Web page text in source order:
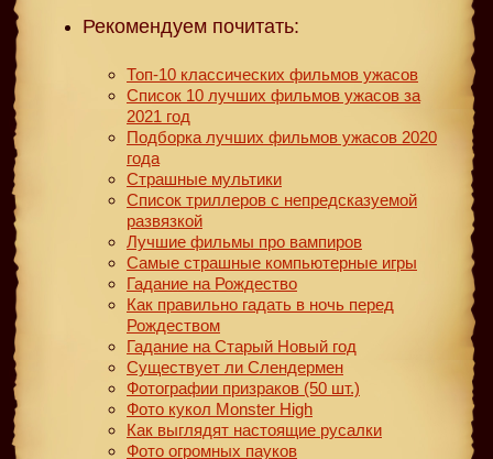
Рекомендуем почитать:
Топ-10 классических фильмов ужасов
Список 10 лучших фильмов ужасов за
2021 год
Подборка лучших фильмов ужасов 2020
года
Страшные мультики
Список триллеров с непредсказуемой
развязкой
Лучшие фильмы про вампиров
Самые страшные компьютерные игры
Гадание на Рождество
Как правильно гадать в ночь перед
Рождеством
Гадание на Старый Новый год
Существует ли Слендермен
Фотографии призраков (50 шт.)
Фото кукол Monster High
Как выглядят настоящие русалки
Фото огромных пауков